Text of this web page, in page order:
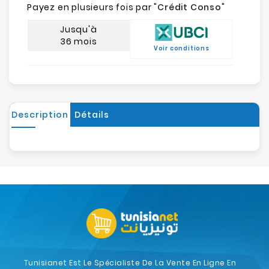
Payez en plusieurs fois par "Crédit Conso"
Jusqu'à
36 mois
Voir conditions
Description Détails
Tunisianet Est Le Spécialiste De La Vente En Ligne En